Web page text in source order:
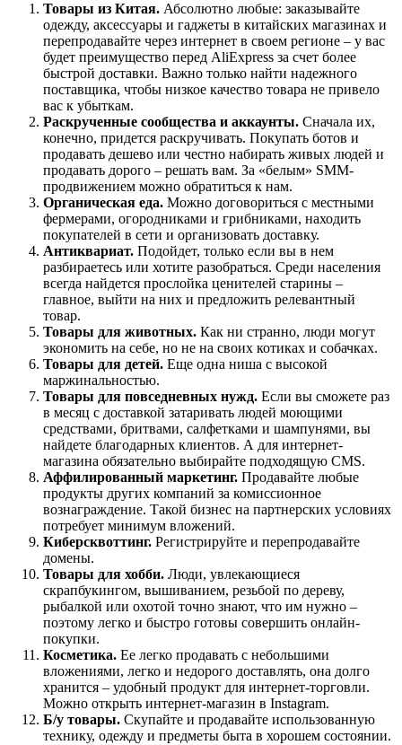
Товары из Китая. Абсолютно любые: заказывайте
одежду, аксессуары и гаджеты в китайских магазинах и
перепродавайте через интернет в своем регионе – у вас
будет преимущество перед AliExpress за счет более
быстрой доставки. Важно только найти надежного
поставщика, чтобы низкое качество товара не привело
вас к убыткам.
Раскрученные сообщества и аккаунты. Сначала их,
конечно, придется раскручивать. Покупать ботов и
продавать дешево или честно набирать живых людей и
продавать дорого – решать вам. За «белым» SMM-
продвижением можно обратиться к нам.
Органическая еда. Можно договориться с местными
фермерами, огородниками и грибниками, находить
покупателей в сети и организовать доставку.
Антиквариат. Подойдет, только если вы в нем
разбираетесь или хотите разобраться. Среди населения
всегда найдется прослойка ценителей старины –
главное, выйти на них и предложить релевантный
товар.
Товары для животных. Как ни странно, люди могут
экономить на себе, но не на своих котиках и собачках.
Товары для детей. Еще одна ниша с высокой
маржинальностью.
Товары для повседневных нужд. Если вы сможете раз
в месяц с доставкой затаривать людей моющими
средствами, бритвами, салфетками и шампунями, вы
найдете благодарных клиентов. А для интернет-
магазина обязательно выбирайте подходящую CMS.
Аффилированный маркетинг. Продавайте любые
продукты других компаний за комиссионное
вознаграждение. Такой бизнес на партнерских условиях
потребует минимум вложений.
Киберсквоттинг. Регистрируйте и перепродавайте
домены.
Товары для хобби. Люди, увлекающиеся
скрапбукингом, вышиванием, резьбой по дереву,
рыбалкой или охотой точно знают, что им нужно –
поэтому легко и быстро готовы совершить онлайн-
покупки.
Косметика. Ее легко продавать с небольшими
вложениями, легко и недорого доставлять, она долго
хранится – удобный продукт для интернет-торговли.
Можно открыть интернет-магазин в Instagram.
Б/у товары. Скупайте и продавайте использованную
технику, одежду и предметы быта в хорошем состоянии.